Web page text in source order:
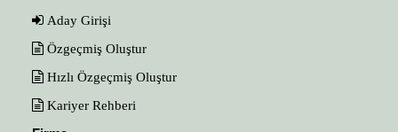
Aday Girişi
Özgeçmiş Oluştur
Hızlı Özgeçmiş Oluştur
Kariyer Rehberi